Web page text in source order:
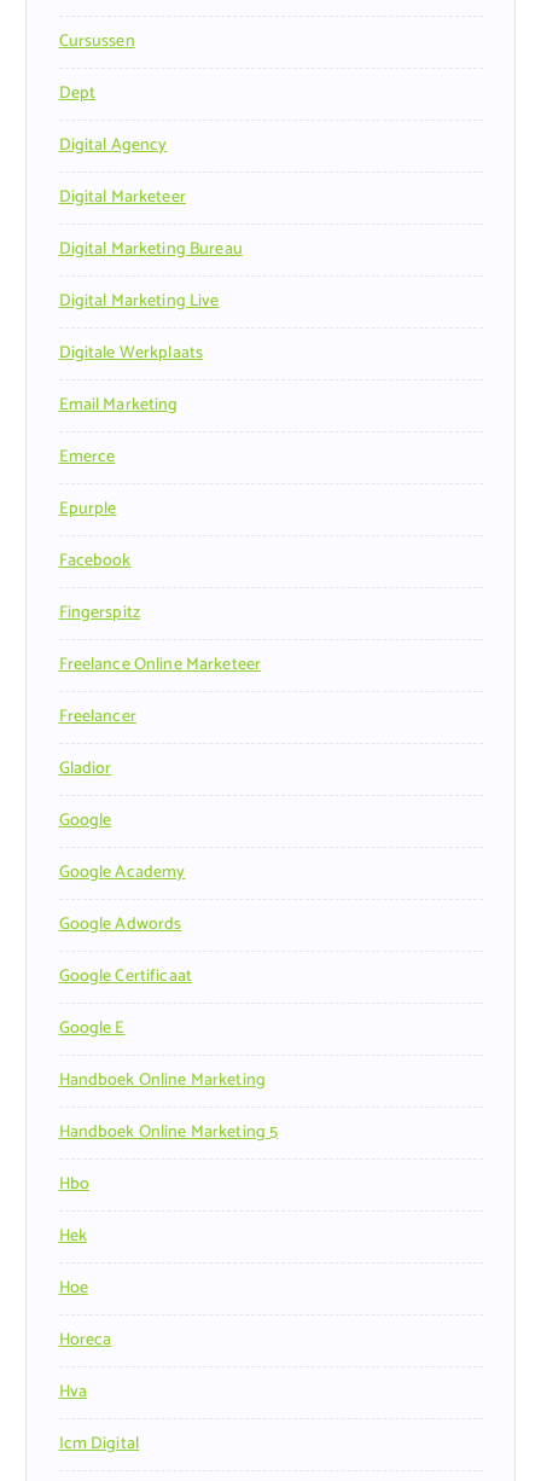
Cursussen
Dept
Digital Agency
Digital Marketeer
Digital Marketing Bureau
Digital Marketing Live
Digitale Werkplaats
Email Marketing
Emerce
Epurple
Facebook
Fingerspitz
Freelance Online Marketeer
Freelancer
Gladior
Google
Google Academy
Google Adwords
Google Certificaat
Google E
Handboek Online Marketing
Handboek Online Marketing 5
Hbo
Hek
Hoe
Horeca
Hva
Icm Digital